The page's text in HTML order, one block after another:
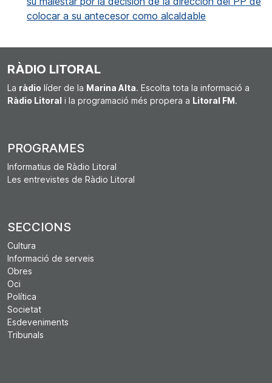
colocar a su antecesor como alcaldable
RÀDIO LITORAL
La ràdio líder de la Marina Alta. Escolta tota la informació a
Ràdio Litoral i la programació més propera a Litoral FM.
PROGRAMES
Informatius de Ràdio Litoral
Les entrevistes de Ràdio Litoral
SECCIONS
Cultura
Informació de serveis
Obres
Oci
Política
Societat
Esdeveniments
Tribunals